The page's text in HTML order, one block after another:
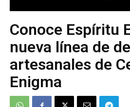
Conoce Espíritu
nueva línea de
artesanales de
Enigma